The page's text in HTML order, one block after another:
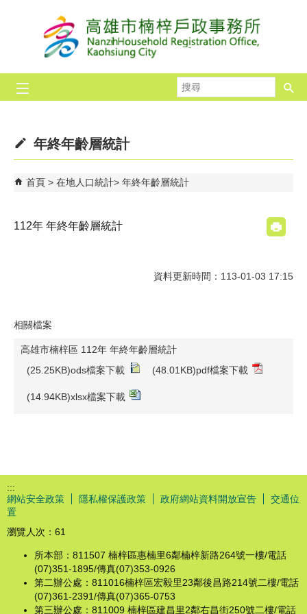
尋
年終年齡層統計
首頁 在地人口統計 年終年齡層統計
112年 年終年齡層統計
資料更新時間：113-01-03 17:15
相關檔案
高雄市楠梓區 112年 年終年齡層統計
(25.25KB)ods檔案下載
(48.01KB)pdf檔案下載
(14.94KB)xlsx檔案下載
:::
網站安全政策
隱私權保護政策 政府網站資料開放宣告
交通位
置
瀏覽人次： 61
所本部：811507 楠梓區惠楠里6鄰楠梓新路264號一樓/電話
(07)351-1895/傳真(07)353-0926
第二辦公處：811016楠梓區宏毅里23鄰後昌路214號二樓/電話
(07)361-2391/傳真(07)365-0753
第三辦公處：811009 楠梓區建昌里2鄰右昌街250號二樓/電話